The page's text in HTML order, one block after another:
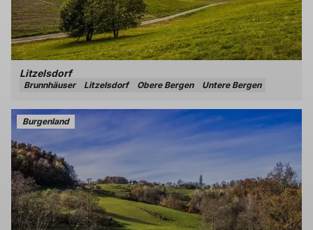
Litzelsdorf
Brunnhäuser Litzelsdorf Obere Bergen Untere Bergen
Burgenland